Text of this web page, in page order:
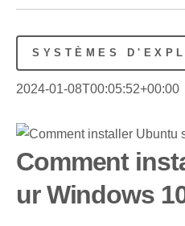
SYSTÈMES
2024-01-08T00:05:52+00:00
Comment
ur Windows